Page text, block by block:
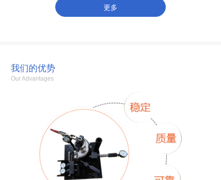
更多
我们的优势
Our Advantages